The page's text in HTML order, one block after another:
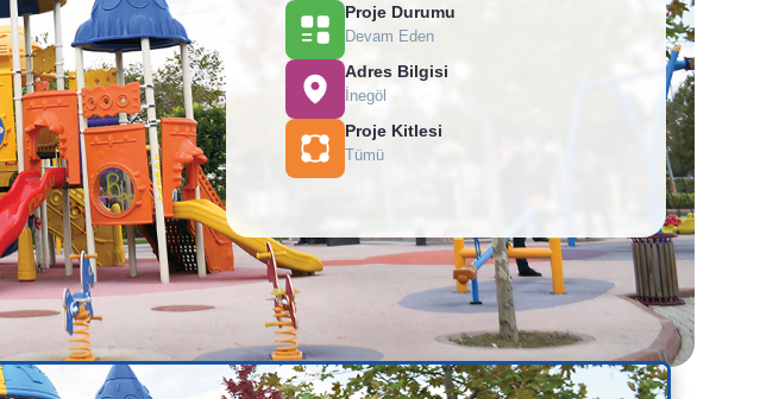
Proje Durumu
Devam Eden
Adres Bilgisi
İnegöl
Proje Kitlesi
Tümü